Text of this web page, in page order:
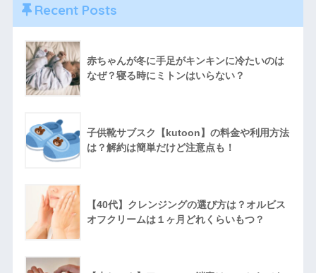
Recent Posts
赤ちゃんが冬に手足がキンキンに冷たいのは
なぜ？寝る時にミトンはいらない？
子供靴サブスク【kutoon】の料金や利用方法
は？解約は簡単だけど注意点も！
【40代】クレンジングの選び方は？オルビス
オフクリームは１ヶ月どれくらいもつ？